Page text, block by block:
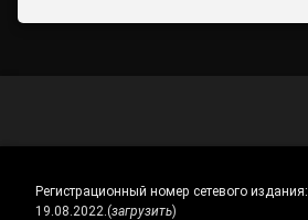
Регистрационный номер сетевого издания:
19.08.2022.(загрузить)